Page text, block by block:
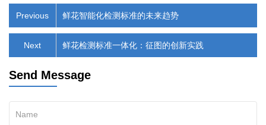
Previous 鲜花智能化检测标准的未来趋势
鲜花检测标准一体化：征图的创新实践
Next
Send Message